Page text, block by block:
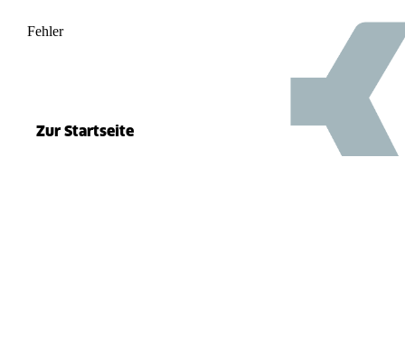
Fehler 500
Zur Startseite